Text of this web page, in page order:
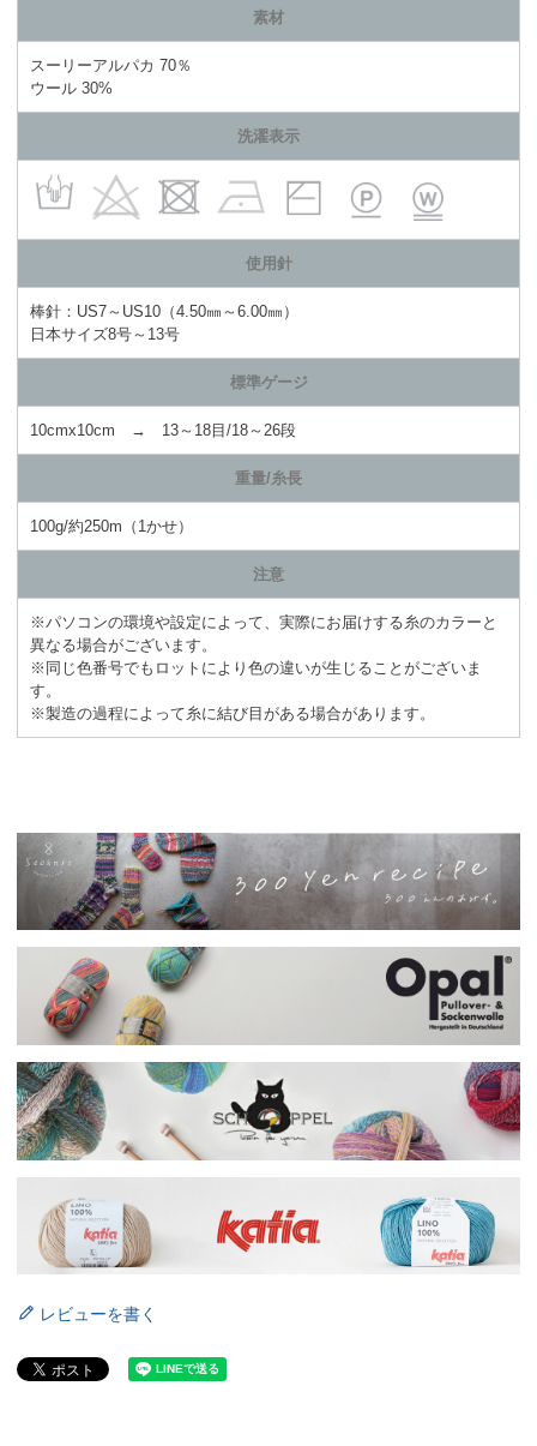
素材
スーリーアルパカ 70％
ウール 30%
洗濯表示
使用針
棒針：US7～US10（4.50㎜～6.00㎜）
日本サイズ8号～13号
標準ゲージ
10cmx10cm → 13～18目/18～26段
重量/糸長
100g/約250m（1かせ）
注意
※パソコンの環境や設定によって、実際にお届けする糸のカラーと
異なる場合がございます。
※同じ色番号でもロットにより色の違いが生じることがございま
す。
※製造の過程によって糸に結び目がある場合があります。
レビューを書く